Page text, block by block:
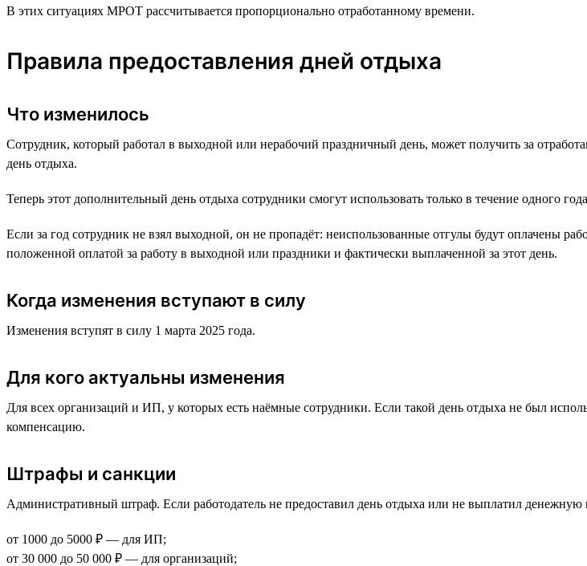
В этих ситуациях МРОТ рассчитывается пропорционально отработанному времени.
Правила предоставления дней отдыха
Что изменилось
Сотрудник, который работал в выходной или нерабочий праздничный день, может получить за
день отдыха.
Теперь этот дополнительный день отдыха сотрудники смогут использовать только в течение одного
Если за год сотрудник не взял выходной, он не пропадёт: неиспользованные отгулы будут оплачены
положенной оплатой за работу в выходной или праздники и фактически выплаченной за этот день.
Когда изменения вступают в силу
Изменения вступят в силу 1 марта 2025 года.
Для кого актуальны изменения
Для всех организаций и ИП, у которых есть наёмные сотрудники. Если такой день отдыха не был
компенсацию.
Штрафы и санкции
Административный штраф. Если работодатель не предоставил день отдыха или не выплатил
от 1000 до 5000 ₽ — для ИП;
от 30 000 до 50 000 ₽ — для организаций;